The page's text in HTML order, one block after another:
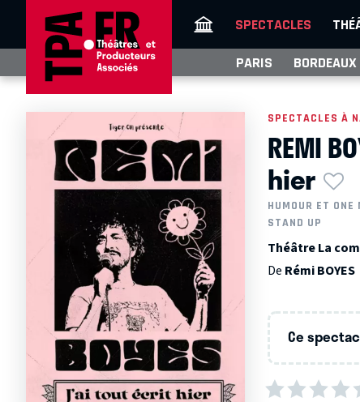
SPECTACLES
PARIS BORDEAUX
SPECTACLES À
REMI
hier
HUMOUR ET ONE
STAND UP
Théâtre La
De Rémi BOYES
Ce